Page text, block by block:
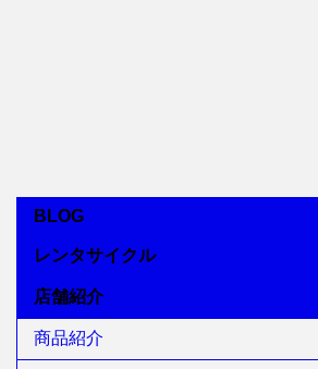
BLOG
レンタサイクル
店舗紹介
商品紹介